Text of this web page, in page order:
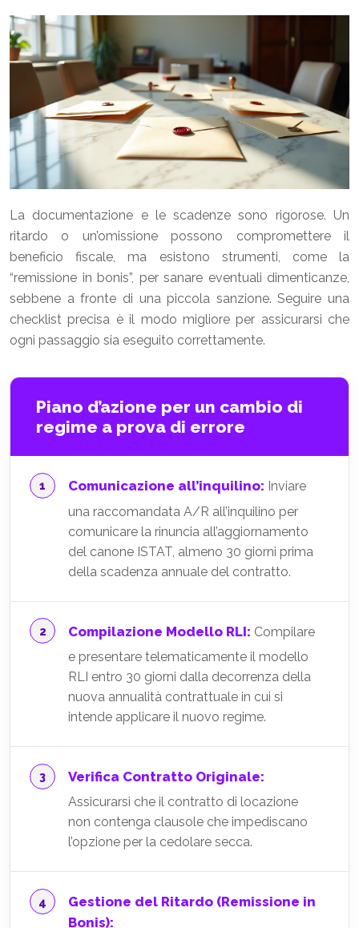
La documentazione e le scadenze sono rigorose. Un
ritardo o un’omissione possono compromettere il
beneficio fiscale, ma esistono strumenti, come la
“remissione in bonis”, per sanare eventuali dimenticanze,
sebbene a fronte di una piccola sanzione. Seguire una
checklist precisa è il modo migliore per assicurarsi che
ogni passaggio sia eseguito correttamente.
Piano d’azione per un cambio di
regime a prova di errore
Comunicazione all’inquilino: Inviare
una raccomandata A/R all’inquilino per
comunicare la rinuncia all’aggiornamento
del canone ISTAT, almeno 30 giorni prima
della scadenza annuale del contratto.
Compilazione Modello RLI: Compilare
e presentare telematicamente il modello
RLI entro 30 giorni dalla decorrenza della
nuova annualità contrattuale in cui si
intende applicare il nuovo regime.
Verifica Contratto Originale:
Assicurarsi che il contratto di locazione
non contenga clausole che impediscano
l’opzione per la cedolare secca.
Gestione del Ritardo (Remissione in
Bonis):